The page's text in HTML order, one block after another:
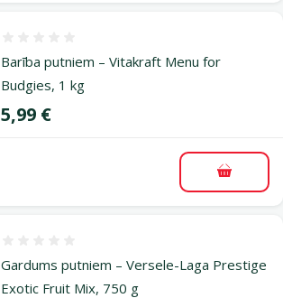
Barība putniem – Vitakraft Menu for
Budgies, 1 kg
Cena
5,99 €
Gardums putniem – Versele-Laga Prestige
Exotic Fruit Mix, 750 g